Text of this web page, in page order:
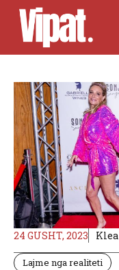
Skip
content
24 GUSHT, 2023 Klea
Lajme nga realiteti